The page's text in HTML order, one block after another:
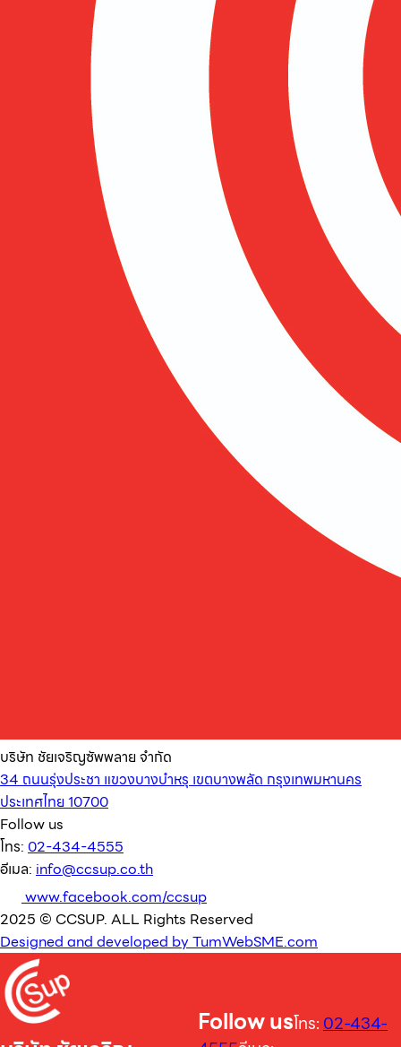
บริษัท ชัยเจริญซัพพลาย จำกัด
34 ถนนรุ่งประชา แขวงบางบำหรุ เขตบางพลัด กรุงเทพมหานคร
ประเทศไทย 10700
Follow us
โทร: 02-434-4555
อีเมล: info@ccsup.co.th
www.facebook.com/ccsup
2025 © CCSUP. ALL Rights Reserved
Designed and developed by TumWebSME.com
Follow usโทร:02-434-